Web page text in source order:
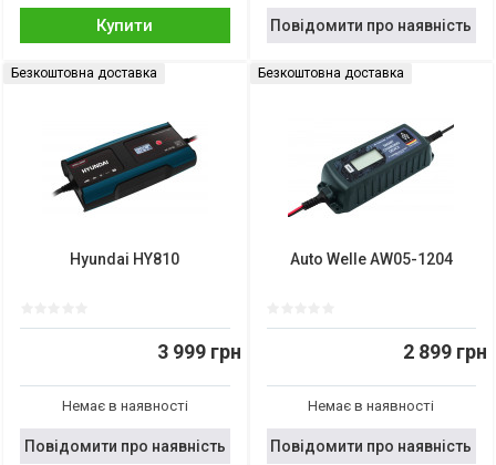
Купити Повідомити про наявність
Безкоштовна доставка
Hyundai HY810
3 999 грн
Немає в наявності
Повідомити про наявність
Безкоштовна доставка
Auto Welle AW05-1204
2 899 грн
Немає в наявності
Повідомити про наявність